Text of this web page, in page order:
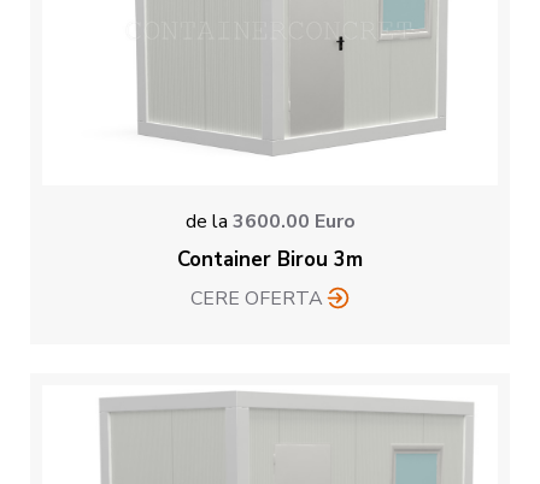
de la 3600.00 Euro
Container Birou 3m
CERE OFERTA